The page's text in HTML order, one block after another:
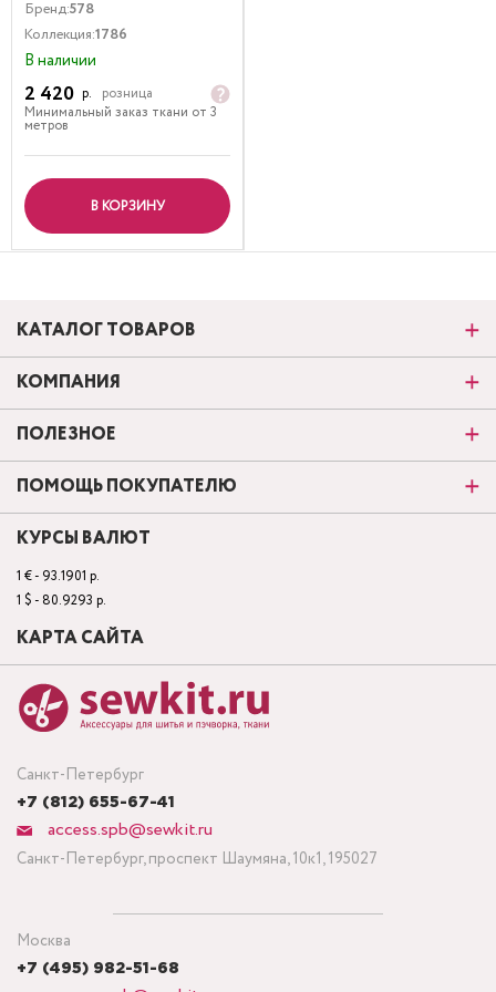
Бренд:578
Коллекция:1786
В наличии
2 420 р.
розница
Минимальный заказ ткани от 3
метров
В КОРЗИНУ
Санкт-Петербург
+7 (812) 655-67-41
access.spb@sewkit.ru
Санкт-Петербург, проспект Шаумяна, 10к1, 195027
Москва
+7 (495) 982-51-68
КАТАЛОГ ТОВАРОВ
КОМПАНИЯ
ПОЛЕЗНОЕ
ПОМОЩЬ ПОКУПАТЕЛЮ
КУРСЫ ВАЛЮТ
1 € - 93.1901 р.
1 $ - 80.9293 р.
КАРТА САЙТА